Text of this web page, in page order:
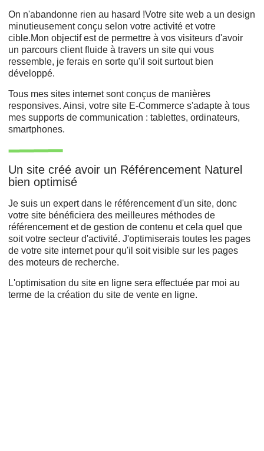
On n'abandonne rien au hasard !Votre site web a un design
minutieusement conçu selon votre activité et votre
cible.Mon objectif est de permettre à vos visiteurs d'avoir
un parcours client fluide à travers un site qui vous
ressemble, je ferais en sorte qu'il soit surtout bien
développé.
Tous mes sites internet sont conçus de manières
responsives. Ainsi, votre site E-Commerce s'adapte à tous
mes supports de communication : tablettes, ordinateurs,
smartphones.
Un site créé avoir un Référencement Naturel
bien optimisé
Je suis un expert dans le référencement d'un site, donc
votre site bénéficiera des meilleures méthodes de
référencement et de gestion de contenu et cela quel que
soit votre secteur d'activité. J'optimiserais toutes les pages
de votre site internet pour qu'il soit visible sur les pages
des moteurs de recherche.
L'optimisation du site en ligne sera effectuée par moi au
terme de la création du site de vente en ligne.